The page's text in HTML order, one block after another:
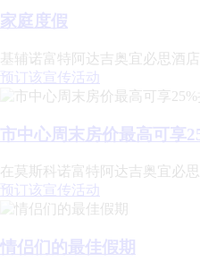
家庭度假
基辅诺富特阿达吉奥宜必思酒店
预订该宣传活动
市中心周末房价最高可享
在莫斯科诺富特阿达吉奥宜必
预订该宣传活动
情侣们的最佳假期